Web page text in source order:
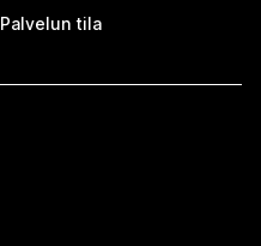
Palvelun tila